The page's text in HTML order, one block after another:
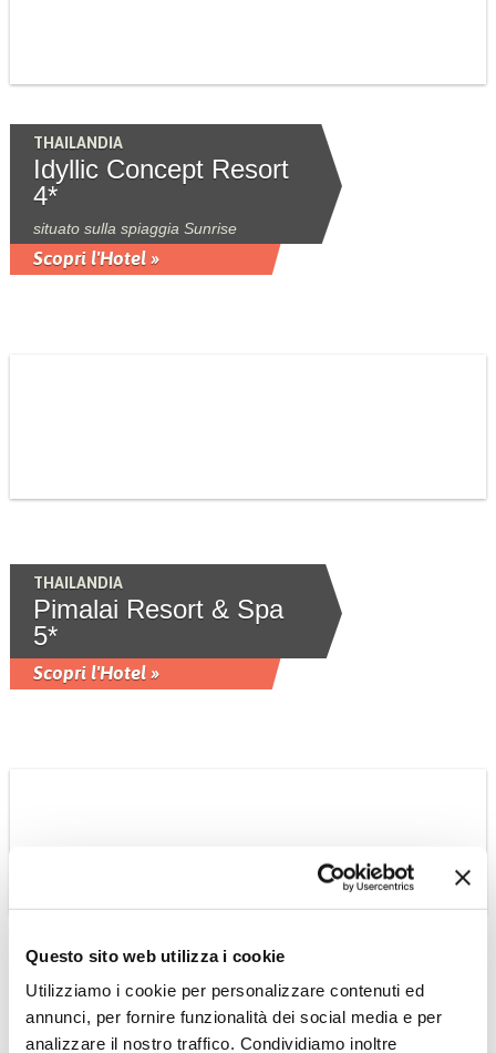
Questo sito web utilizza i cookie
Utilizziamo i cookie per personalizzare contenuti ed
annunci, per fornire funzionalità dei social media e per
analizzare il nostro traffico. Condividiamo inoltre
THAILANDIA
Idyllic Concept Resort
4*
situato sulla spiaggia Sunrise
Scopri l'Hotel »
THAILANDIA
Pimalai Resort & Spa
5*
Scopri l'Hotel »
GOA
Tilar Silo
Incastonato tra una foresta pluviale
verdeggiante e spiagge di sabbia